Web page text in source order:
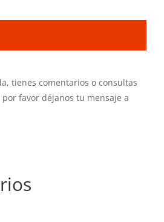
tienes comentarios o consultas
favor déjanos tu mensaje a